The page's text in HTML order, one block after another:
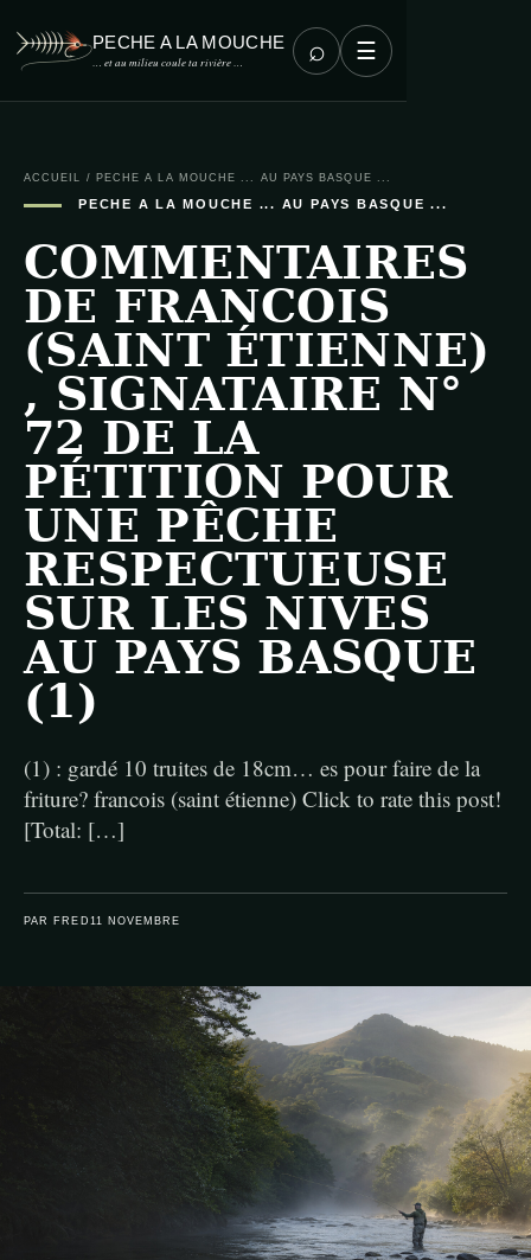
PECHE A LA MOUCHE
… et au milieu coule ta rivière … ⌕ ☰
ACCUEIL / PECHE A LA MOUCHE ... AU PAYS BASQUE ...
PECHE A LA MOUCHE ... AU PAYS BASQUE ...
COMMENTAIRES
DE FRANCOIS
(SAINT ÉTIENNE)
, SIGNATAIRE N°
72 DE LA
PÉTITION POUR
UNE PÊCHE
RESPECTUEUSE
SUR LES NIVES
AU PAYS BASQUE
(1)
(1) : gardé 10 truites de 18cm… es pour faire de la
friture? francois (saint étienne) Click to rate this post!
[Total: […]
PAR FRED 11 NOVEMBRE